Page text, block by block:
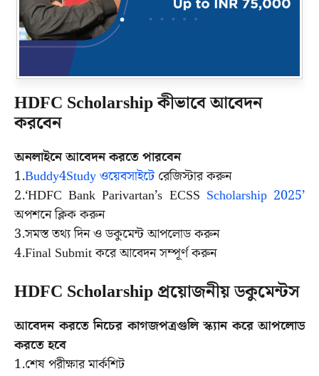
HDFC Scholarship কীভাবে আবেদন
করবেন
অনলাইনে আবেদন করতে পারবেন
1.Buddy4Study ওয়েবসাইটেরেজিস্টার করুন
2.‘HDFC Bank Parivartan’s ECSS Scholarship 2025’
অপশনে ক্লিক করুন
3.সমস্ত তথ্য দিন ও ডকুমেন্ট আপলোড করুন
4.Final Submit করে আবেদন সম্পূর্ণ করুন
HDFC Scholarship প্রয়োজনীয় ডকুমেন্টস
আবেদন করতে নিচের কাগজপত্রগুলি স্ক্যান করে আপলোড
করতে হবে
1.শেষ পরীক্ষার মার্কশিট